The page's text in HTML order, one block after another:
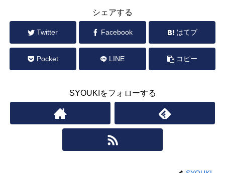
シェアする
Twitter Facebook はてブ
Pocket LINE コピー
SYOUKIをフォローする